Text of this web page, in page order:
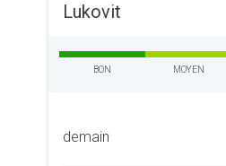
Lukovit
BON MOYEN
demain